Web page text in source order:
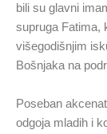
bili su glavni
supruga Fatima,
višegodišnjim
Bošnjaka na
Poseban
odgoja mladih i